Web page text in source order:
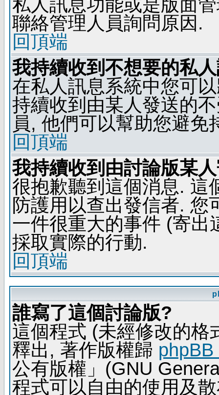
私人訊息功能或是版面
聯絡管理人員詢問原因.
回頂端
我持續收到不想要的私
在私人訊息系統中您可
持續收到由某人發送的
員, 他們可以幫助您避免
回頂端
我持續收到由討論版某
很抱歉聽到這個消息. 這
防護用以查出發信者. 您
一件很重大的事件 (寄出
採取實際的行動.
回頂端
誰寫了這個討論版?
這個程式 (未經修改的格
釋出, 著作版權歸
公有版權」(GNU
程式可以自由的使用及